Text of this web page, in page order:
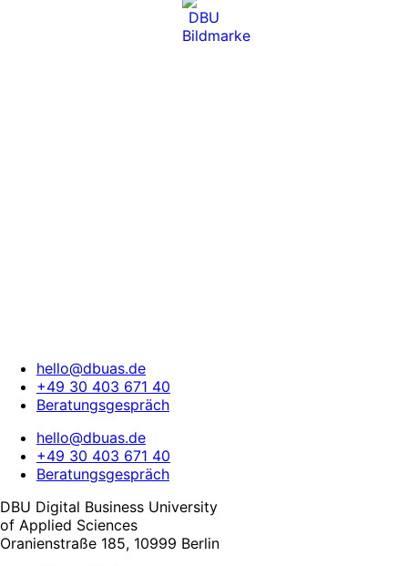
hello@dbuas.de
+49 30 403 671 40
Beratungsgespräch
hello@dbuas.de
+49 30 403 671 40
Beratungsgespräch
DBU Digital Business University
of Applied Sciences
Oranienstraße 185, 10999 Berlin